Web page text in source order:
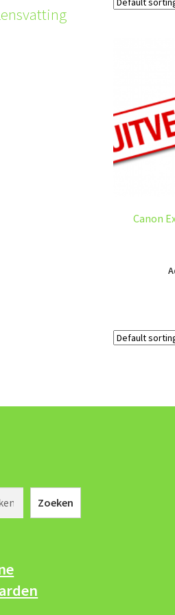
Canon
Zoeken